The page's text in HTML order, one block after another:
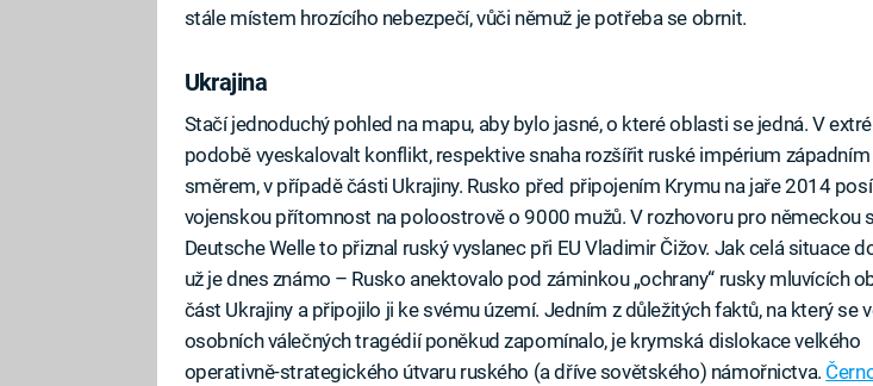
stále místem hrozícího nebezpečí, vůči němuž je potřeba se obrnit.
Ukrajina
Stačí jednoduchý pohled na mapu, aby bylo jasné, o které oblasti se jedná. V
podobě vyeskalovalt konflikt, respektive snaha rozšířit ruské impérium západním
směrem, v případě části Ukrajiny. Rusko před připojením Krymu na jaře 2014
vojenskou přítomnost na poloostrově o 9000 mužů. V rozhovoru pro německou
Deutsche Welle to přiznal ruský vyslanec při EU Vladimir Čižov. Jak celá situace
už je dnes známo – Rusko anektovalo pod záminkou „ochrany“ rusky mluvících
část Ukrajiny a připojilo ji ke svému území. Jedním z důležitých faktů, na který se
osobních válečných tragédií poněkud zapomínalo, je krymská dislokace velkého
operativně-strategického útvaru ruského (a dříve sovětského) námořnictva.